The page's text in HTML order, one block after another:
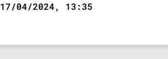
17/04/2024, 13:35